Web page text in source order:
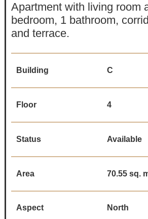
Apartment with living room
bedroom, 1 bathroom,
and terrace.
Building C
Floor 4
Status Available
Area 70.55 sq.
Aspect North